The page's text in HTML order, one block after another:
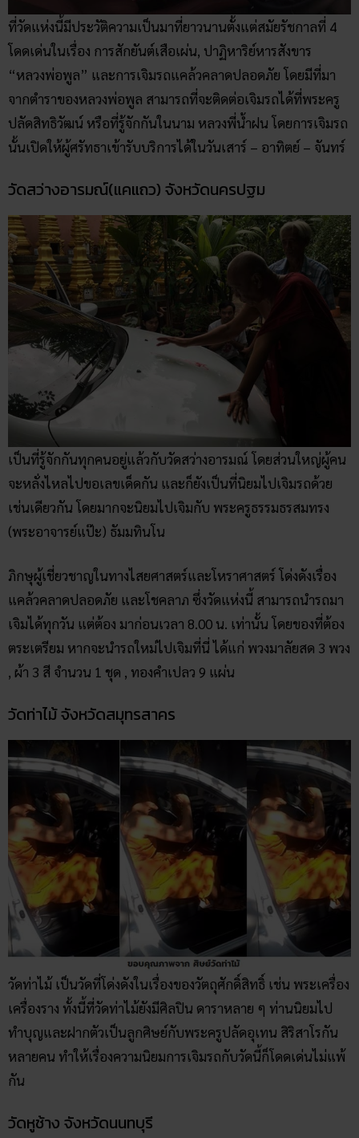
ที่วัดแห่งนี้มีประวัติความเป็นมาที่ยาวนานตั้งแต่สมัยรัชกาลที่ 4
โดดเด่นในเรื่อง การสักยันต์เสือเผ่น, ปาฏิหาริย์หารสังขาร
“หลวงพ่อพูล” และการเจิมรถแคล้วคลาดปลอดภัย โดยมีที่มา
จากตำราของหลวงพ่อพูล สามารถที่จะติดต่อเจิมรถได้ที่พระครู
ปลัดสิทธิวัฒน์ หรือที่รู้จักกันในนาม หลวงพี่น้ำฝน โดยการเจิมรถ
นั้นเปิดให้ผู้ศรัทธาเข้ารับบริการได้ในวันเสาร์ – อาทิตย์ – จันทร์
วัดสว่างอารมณ์(แคแถว) จังหวัดนครปฐม
เป็นที่รู้จักกันทุกคนอยู่แล้วกับวัดสว่างอารมณ์ โดยส่วนใหญ่ผู้คน
จะหลั่งไหลไปขอเลขเด็ดกัน และก็ยังเป็นที่นิยมไปเจิมรถด้วย
เช่นเดียวกัน โดยมากจะนิยมไปเจิมกับ พระครูธรรมธรสมทรง
(พระอาจารย์แป๊ะ) ธัมมทินโน
ภิกษุผู้เชี่ยวชาญในทางไสยศาสตร์และโหราศาสตร์ โด่งดังเรื่อง
แคล้วคลาดปลอดภัย และโชคลาภ ซึ่งวัดแห่งนี้ สามารถนำรถมา
เจิมได้ทุกวัน แต่ต้อง มาก่อนเวลา 8.00 น. เท่านั้น โดยของที่ต้อง
ตระเตรียม หากจะนำรถใหม่ไปเจิมที่นี่ ได้แก่ พวงมาลัยสด 3 พวง
, ผ้า 3 สี จำนวน 1 ชุด , ทองคำเปลว 9 แผ่น
วัดท่าไม้ จังหวัดสมุทรสาคร
วัดท่าไม้ เป็นวัดที่โด่งดังในเรื่องของวัตถุศักดิ์สิทธิ์ เช่น พระเครื่อง
เครื่องราง ทั้งนี้ที่วัดท่าไม้ยังมีศิลปิน ดาราหลาย ๆ ท่านนิยมไป
ทำบุญและฝากตัวเป็นลูกศิษย์กับพระครูปลัดอุเทน สิริสาโรกัน
หลายคน ทำให้เรื่องความนิยมการเจิมรถกับวัดนี้ก็โดดเด่นไม่แพ้
กัน
วัดหูช้าง จังหวัดนนทบุรี